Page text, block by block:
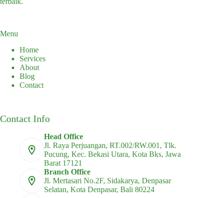
Menu
Home
Services
About
Blog
Contact
Contact Info
Head Office
Jl. Raya Perjuangan, RT.002/RW.001, Tlk.
Pucung, Kec. Bekasi Utara, Kota Bks, Jawa
Barat 17121
Branch Office
Jl. Mertasari No.2F, Sidakarya, Denpasar
Selatan, Kota Denpasar, Bali 80224